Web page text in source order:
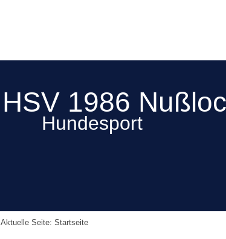
HSV 1986
Hundesport
Aktuelle Seite: Startseite